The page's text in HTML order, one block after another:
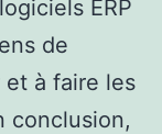
ERP
de
et à faire les
conclusion,